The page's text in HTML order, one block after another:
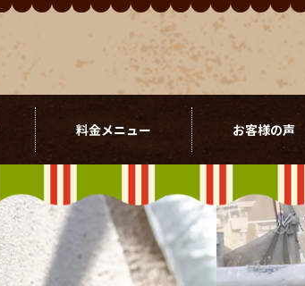
料金メニュー お客様の声